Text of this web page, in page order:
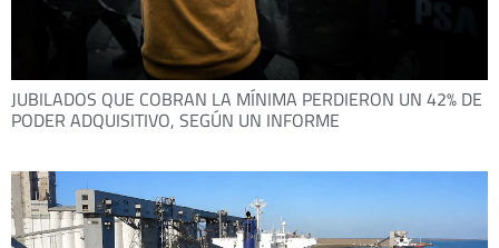
JUBILADOS QUE COBRAN LA MÍNIMA PERDIERON UN 42% DE
PODER ADQUISITIVO, SEGÚN UN INFORME